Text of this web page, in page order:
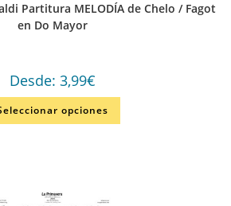
Partitura MELODÍA de Chelo / Fagot
en Do Mayor
Desde: 3,99€
opciones